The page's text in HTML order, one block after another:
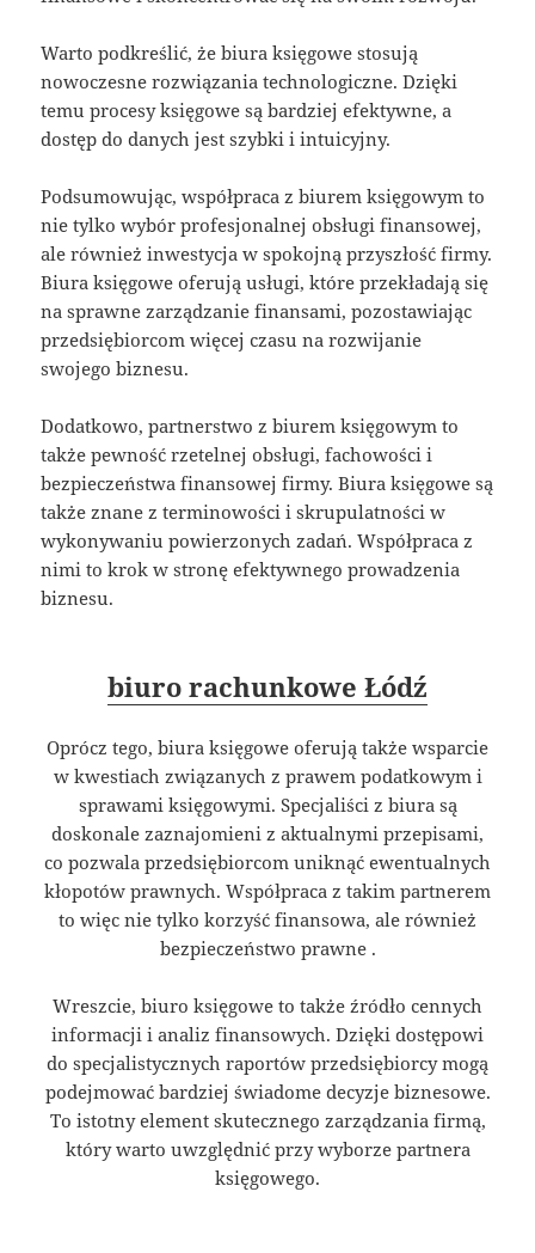
Warto podkreślić, że biura księgowe stosują
nowoczesne rozwiązania technologiczne. Dzięki
temu procesy księgowe są bardziej efektywne, a
dostęp do danych jest szybki i intuicyjny.
Podsumowując, współpraca z biurem księgowym to
nie tylko wybór profesjonalnej obsługi finansowej,
ale również inwestycja w spokojną przyszłość firmy.
Biura księgowe oferują usługi, które przekładają się
na sprawne zarządzanie finansami, pozostawiając
przedsiębiorcom więcej czasu na rozwijanie
swojego biznesu.
Dodatkowo, partnerstwo z biurem księgowym to
także pewność rzetelnej obsługi, fachowości i
bezpieczeństwa finansowej firmy. Biura księgowe są
także znane z terminowości i skrupulatności w
wykonywaniu powierzonych zadań. Współpraca z
nimi to krok w stronę efektywnego prowadzenia
biznesu.
biuro rachunkowe Łódź
Oprócz tego, biura księgowe oferują także wsparcie
w kwestiach związanych z prawem podatkowym i
sprawami księgowymi. Specjaliści z biura są
doskonale zaznajomieni z aktualnymi przepisami,
co pozwala przedsiębiorcom uniknąć ewentualnych
kłopotów prawnych. Współpraca z takim partnerem
to więc nie tylko korzyść finansowa, ale również
bezpieczeństwo prawne .
Wreszcie, biuro księgowe to także źródło cennych
informacji i analiz finansowych. Dzięki dostępowi
do specjalistycznych raportów przedsiębiorcy mogą
podejmować bardziej świadome decyzje biznesowe.
To istotny element skutecznego zarządzania firmą,
który warto uwzględnić przy wyborze partnera
księgowego.